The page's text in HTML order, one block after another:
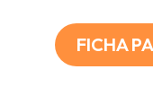
FICHA